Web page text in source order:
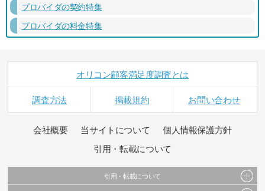
プロバイダの契約特集
プロバイダの料金特集
オリコン顧客満足度調査とは
調査方法 掲載規約 お問い合わせ
会社概要 当サイトについて
個人情報保護方針
引用・転載について
引用・転載について